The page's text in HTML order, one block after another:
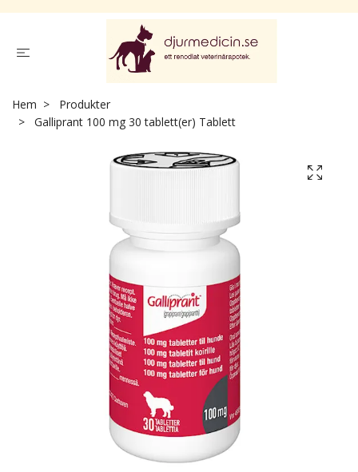
Hem
Produkter
Galliprant 100 mg 30 tablett(er) Tablett